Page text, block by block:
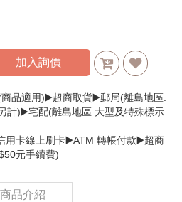
加入詢價
品適用)▶️超商取貨▶️郵局(離島地區.
計)▶️宅配(離島地區.大型及特殊標示
用卡線上刷卡▶️ATM 轉帳付款▶️超商
元手續費)
商品介紹